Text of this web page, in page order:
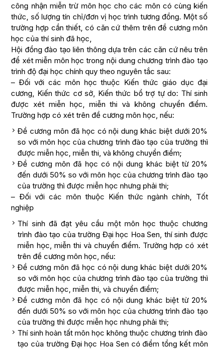
công nhận miễn trừ môn học cho các môn có cùng kiến
thức, số lượng tín chỉ/đơn vị học trình tương đồng. Một số
trường hợp cần thiết, có căn cứ thêm trên đề cương môn
học của thí sinh đã học,
Hội đồng đào tạo liên thông dựa trên các căn cứ nêu trên
để xét miễn môn học trong nội dung chương trình đào tạo
trình độ đại học chính quy theo nguyên tắc sau:
– Đối với các môn học thuộc Kiến thức giáo dục đại
cương, Kiến thức cơ sở, Kiến thức bổ trợ tự do: Thí sinh
được xét miễn học, miễn thi và không chuyển điểm.
Trường hợp có xét trên đề cương môn học, nếu:
Đề cương môn đã học có nội dung khác biệt dưới 20%
so với môn học của chương trình đào tạo của trường thì
được miễn học, miễn thi, và không chuyển điểm;
Đề cương môn đã học có nội dung khác biệt từ 20%
đến dưới 50% so với môn học của chương trình đào tạo
của trường thì được miễn học nhưng phải thi;
– Đối với các môn thuộc Kiến thức ngành chính, Tốt
nghiệp
Thí sinh đã đạt yêu cầu một môn học thuộc chương
trình đào tạo của trường Đại học Hoa Sen, thí sinh được
miễn học, miễn thi và chuyển điểm. Trường hợp có xét
trên đề cương môn học, nếu:
Đề cương môn đã học có nội dung khác biệt dưới 20%
so với môn học của chương trình đào tạo của trường thì
được miễn học, miễn thi, và chuyển điểm;
Đề cương môn đã học có nội dung khác biệt từ 20%
đến dưới 50% so với môn học của chương trình đào tạo
của trường thì được miễn học nhưng phải thi;
Thí sinh hoàn tất môn học không thuộc chương trình đào
tạo của trường Đại học Hoa Sen có điểm tổng kết môn